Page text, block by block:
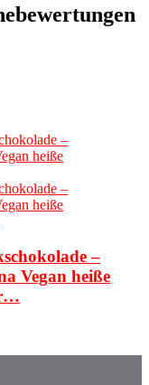
–
Vegan heiße